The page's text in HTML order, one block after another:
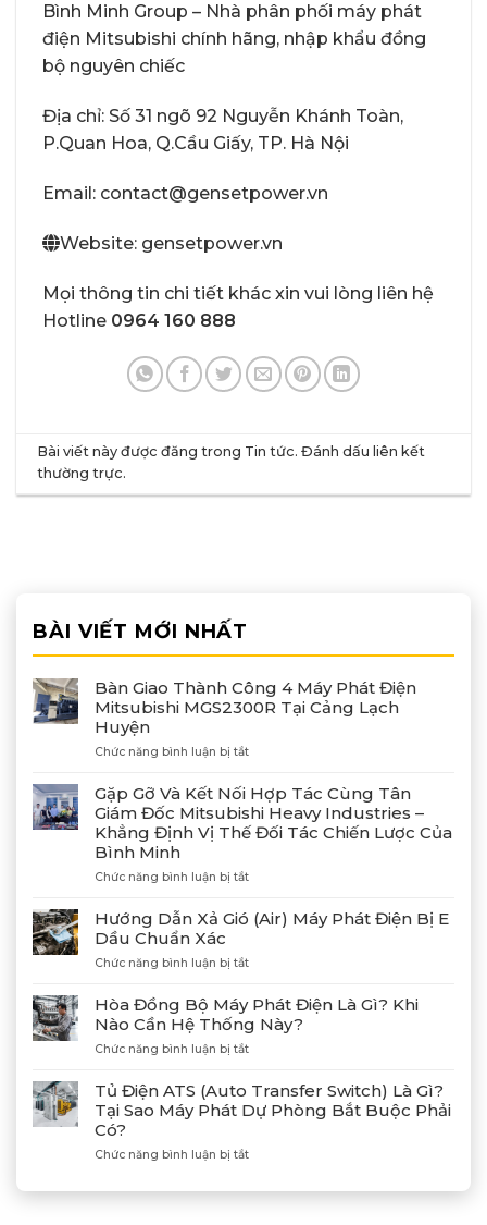
Bình Minh Group – Nhà phân phối máy phát
điện Mitsubishi chính hãng, nhập khẩu đồng
bộ nguyên chiếc
Địa chỉ: Số 31 ngõ 92 Nguyễn Khánh Toàn,
P.Quan Hoa, Q.Cầu Giấy, TP. Hà Nội
Email: contact@gensetpower.vn
Website: gensetpower.vn
Mọi thông tin chi tiết khác xin vui lòng liên hệ
Hotline 0964 160 888
Bài viết này được đăng trong Tin tức. Đánh dấu liên kết
thường trực.
BÀI VIẾT MỚI NHẤT
Bàn Giao Thành Công 4 Máy Phát Điện
Mitsubishi MGS2300R Tại Cảng Lạch
Huyện
Chức năng bình luận bị tắtở
Thành
Công
4
Phát
MGS2300R
Cảng
Gặp Gỡ Và Kết Nối Hợp Tác Cùng Tân
Giám Đốc Mitsubishi Heavy Industries –
Khẳng Định Vị Thế Đối Tác Chiến Lược Của
Bình Minh
Chức năng bình luận bị tắtở
Gỡ
Và
Nối
Tác
Cùng
Tân
Giám
Mitsubishi
Heavy
Industries
Khẳng
Vị
Hướng Dẫn Xả Gió (Air) Máy Phát Điện Bị E
Dầu Chuẩn Xác
Chức năng bình luận bị tắtở
Dẫn
Xả
Gió
(Air)
Phát
Điện
Bị
Dầu
Hòa Đồng Bộ Máy Phát Điện Là Gì? Khi
Nào Cần Hệ Thống Này?
Chức năng bình luận bị tắtở
Bộ
Máy
Điện
Tủ Điện ATS (Auto Transfer Switch) Là Gì?
Tại Sao Máy Phát Dự Phòng Bắt Buộc Phải
Có?
Chức năng bình luận bị tắtở